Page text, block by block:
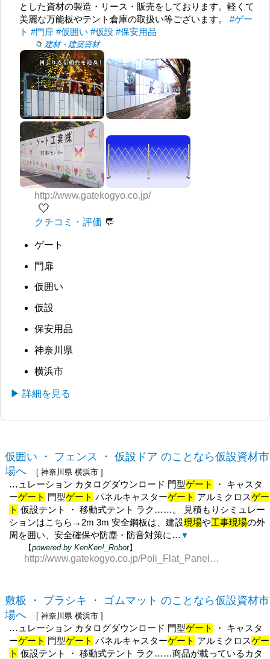
とした資材の製造・リース・販売をしております。軽くて
美麗な万能板やテント倉庫の取扱い等ございます。#ゲー
ト #門扉 #仮囲い #仮設 #保安用品
建材・建築資材
http://www.gatekogyo.co.jp/
🤍
クチコミ・評価
ゲート
門扉
仮囲い
仮設
保安用品
神奈川県
横浜市
▶ 詳細を見る
仮囲い ・ フェンス ・ 仮設ドア のことなら仮設資材市
場へ
[ 神奈川県 横浜市 ]
…ュレーション カタログダウンロード 門型ゲート
・ キャスタ
ーゲート 門型ゲート パネルキャスターゲート アルミクロスゲー
ト 仮設テント ・ 移動式テント ラク……。 見積もりシミュレー
ションはこちら→2m 3m 安全鋼板は、建設現場や工事現場の外
周を囲い、安全確保や防塵・防音対策に… ▼
【powered by KenKen!_Robot】
http://www.gatekogyo.co.jp/Poli_Flat_Panel.html
敷板 ・ プラシキ ・ ゴムマット のことなら仮設資材市
場へ
[ 神奈川県 横浜市 ]
…ュレーション カタログダウンロード 門型ゲート
・ キャスタ
ーゲート 門型ゲート パネルキャスターゲート アルミクロスゲー
ト 仮設テント ・ 移動式テント ラク……商品が載っているカタ